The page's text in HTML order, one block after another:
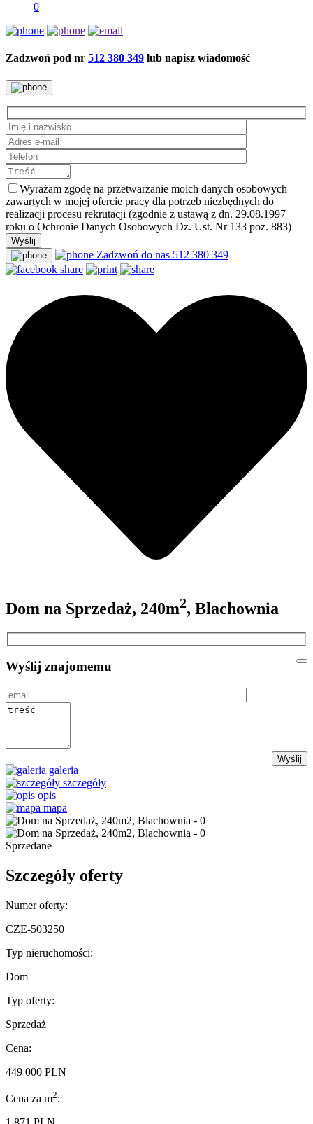
0
Zadzwoń pod nr 512 380 349 lub napisz wiadomość
Wyrażam zgodę na przetwarzanie moich danych osobowych
zawartych w mojej ofercie pracy dla potrzeb niezbędnych do
realizacji procesu rekrutacji (zgodnie z ustawą z dn. 29.08.1997
roku o Ochronie Danych Osobowych Dz. Ust. Nr 133 poz. 883)
Zadzwoń do nas 512 380 349
Dom na Sprzedaż, 240m2, Blachownia
Wyślij znajomemu
galeria
szczegóły
opis
mapa
Sprzedane
Szczegóły oferty
Numer oferty:
CZE-503250
Typ nieruchomości:
Dom
Typ oferty:
Sprzedaż
Cena:
449 000 PLN
Cena za m2: